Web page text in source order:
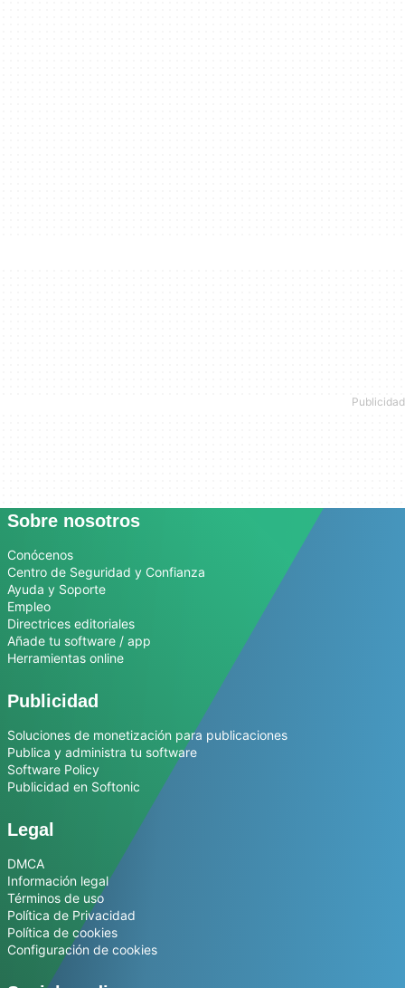
Sobre nosotros
Conócenos
Centro de Seguridad y Confianza
Ayuda y Soporte
Empleo
Directrices editoriales
Añade tu software / app
Herramientas online
Publicidad
Soluciones de monetización para publicaciones
Publica y administra tu software
Software Policy
Publicidad en Softonic
Legal
DMCA
Información legal
Términos de uso
Política de Privacidad
Política de cookies
Configuración de cookies